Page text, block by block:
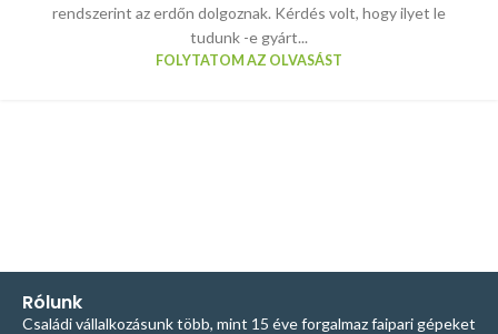
rendszerint az erdőn dolgoznak. Kérdés volt, hogy ilyet le
tudunk -e gyárt...
FOLYTATOM AZ OLVASÁST
Rólunk
Családi vállalkozásunk több, mint 15 éve forgalmaz faipari gépeket